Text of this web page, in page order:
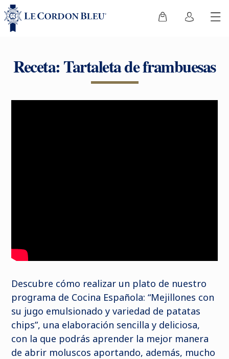
Receta: Tartaleta de frambuesas
Descubre cómo realizar un plato de nuestro
programa de Cocina Española: “Mejillones con
su jugo emulsionado y variedad de patatas
chips”, una elaboración sencilla y deliciosa,
con la que podrás aprender la mejor manera
de abrir moluscos aportando, además, mucho